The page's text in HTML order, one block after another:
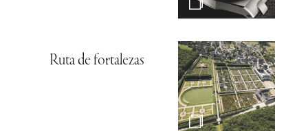
Ruta de fortalezas